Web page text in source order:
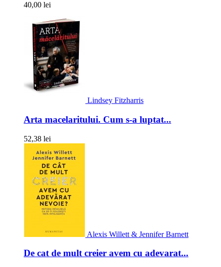
40,00 lei
Lindsey Fitzharris
Arta macelaritului. Cum s-a luptat...
52,38 lei
Alexis Willett & Jennifer Barnett
De cat de mult creier avem cu adevarat...